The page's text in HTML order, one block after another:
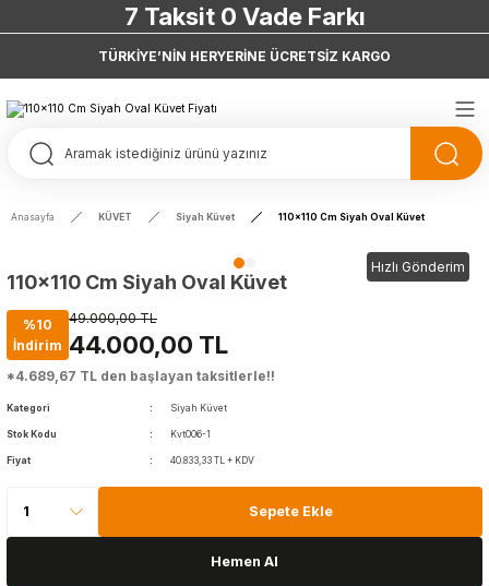
Doğrudan Fabrikadan Satış!
7 Taksit 0 Vade Farkı
TÜRKİYE’NİN HERYERİNE ÜCRETSİZ KARGO
Anasayfa KÜVET Siyah Küvet 110x110 Cm Siyah Oval Küvet
Hızlı Gönderim
110x110 Cm Siyah Oval Küvet
%10
İndirim
49.000,00 TL
44.000,00 TL
*4.689,67 TL den başlayan taksitlerle!!
Kategori Siyah Küvet
Stok Kodu Kvt006-1
Fiyat 40.833,33 TL + KDV
Sepete Ekle
Hemen Al